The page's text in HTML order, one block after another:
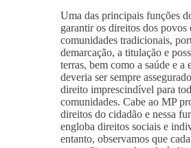
Uma das principais funções
garantir os direitos dos povos
comunidades tradicionais,
demarcação, a titulação e
terras, bem como a saúde e a
deveria ser sempre
direito imprescindível para
comunidades. Cabe ao MP
direitos do cidadão e nessa
engloba direitos sociais e
entanto, observamos que